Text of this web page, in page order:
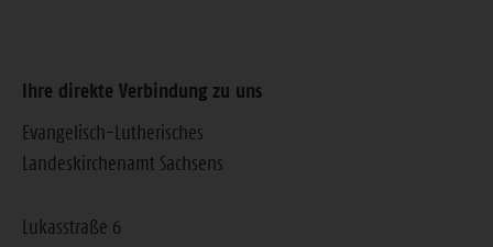
Ihre direkte Verbindung zu uns
Evangelisch-Lutherisches
Landeskirchenamt Sachsens
Lukasstraße 6